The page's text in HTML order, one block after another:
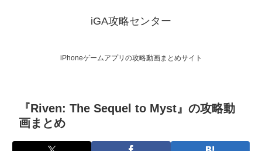
iGA攻略センター
iPhoneゲームアプリの攻略動画まとめサイト
『Riven: The Sequel to Myst』の攻略動
画まとめ